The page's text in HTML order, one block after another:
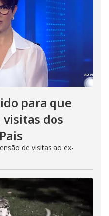
para que
visitas dos
de visitas ao ex-